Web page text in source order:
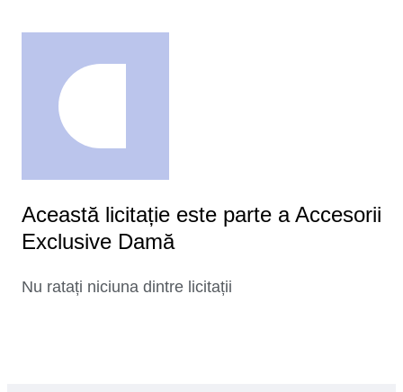
Această licitație este parte a Accesorii
Exclusive Damă
Nu ratați niciuna dintre licitații